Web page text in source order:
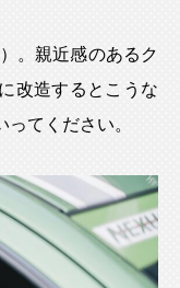
。親近感のあるク
改造するとこうな
てください。